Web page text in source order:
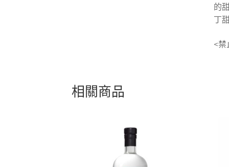
的
丁
<禁
相關商品